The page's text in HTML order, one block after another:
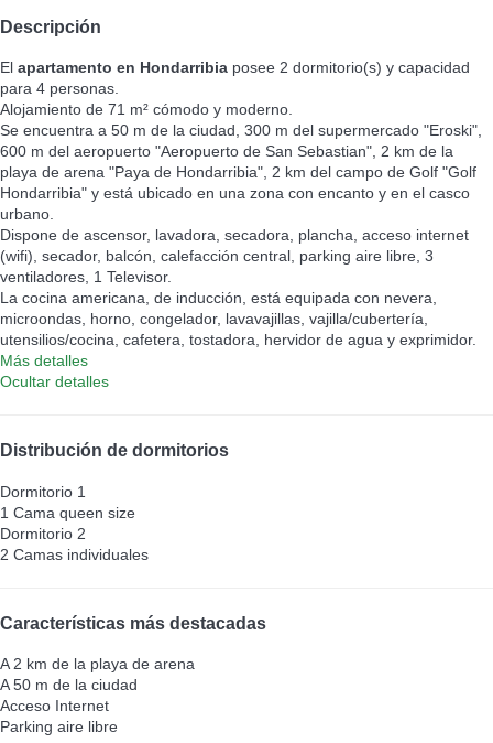
Descripción
El apartamento en Hondarribia posee 2 dormitorio(s) y capacidad
para 4 personas.
Alojamiento de 71 m² cómodo y moderno.
Se encuentra a 50 m de la ciudad, 300 m del supermercado "Eroski",
600 m del aeropuerto "Aeropuerto de San Sebastian", 2 km de la
playa de arena "Paya de Hondarribia", 2 km del campo de Golf "Golf
Hondarribia" y está ubicado en una zona con encanto y en el casco
urbano.
Dispone de ascensor, lavadora, secadora, plancha, acceso internet
(wifi), secador, balcón, calefacción central, parking aire libre, 3
ventiladores, 1 Televisor.
La cocina americana, de inducción, está equipada con nevera,
microondas, horno, congelador, lavavajillas, vajilla/cubertería,
utensilios/cocina, cafetera, tostadora, hervidor de agua y exprimidor.
Más detalles
Ocultar detalles
Distribución de dormitorios
Dormitorio 1
1 Cama queen size
Dormitorio 2
2 Camas individuales
Características más destacadas
A 2 km de la playa de arena
A 50 m de la ciudad
Acceso Internet
Parking aire libre